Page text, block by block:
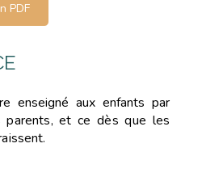
PDF
enseigné aux enfants par
parents, et ce dès que les